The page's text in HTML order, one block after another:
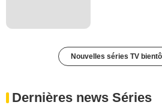
Nouvelles séries TV
Dernières news Séries